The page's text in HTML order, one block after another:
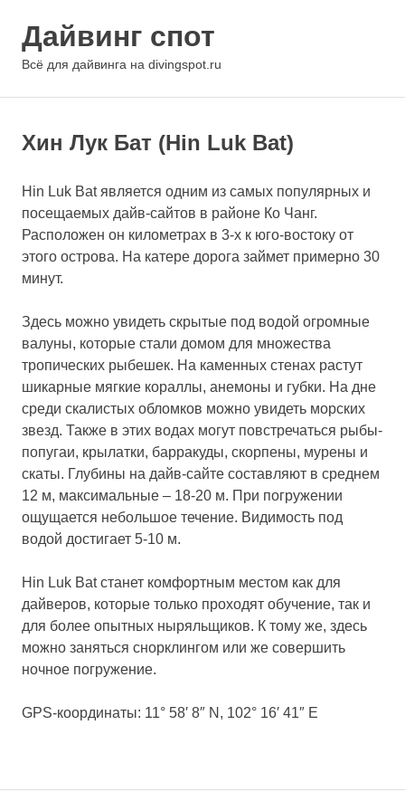
содержимому
Дайвинг спот
Всё для дайвинга на divingspot.ru
Хин Лук Бат (Hin Luk Bat)
Hin Luk Bat является одним из самых популярных и
посещаемых дайв-сайтов в районе Ко Чанг.
Расположен он километрах в 3-х к юго-востоку от
этого острова. На катере дорога займет примерно 30
минут.
Здесь можно увидеть скрытые под водой огромные
валуны, которые стали домом для множества
тропических рыбешек. На каменных стенах растут
шикарные мягкие кораллы, анемоны и губки. На дне
среди скалистых обломков можно увидеть морских
звезд. Также в этих водах могут повстречаться рыбы-
попугаи, крылатки, барракуды, скорпены, мурены и
скаты. Глубины на дайв-сайте составляют в среднем
12 м, максимальные – 18-20 м. При погружении
ощущается небольшое течение. Видимость под
водой достигает 5-10 м.
Hin Luk Bat станет комфортным местом как для
дайверов, которые только проходят обучение, так и
для более опытных ныряльщиков. К тому же, здесь
можно заняться снорклингом или же совершить
ночное погружение.
GPS-координаты: 11° 58′ 8″ N, 102° 16′ 41″ E